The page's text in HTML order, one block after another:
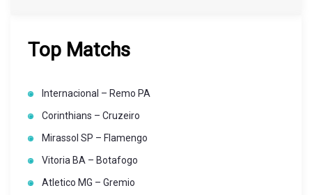
Top Matchs
Internacional – Remo PA
Corinthians – Cruzeiro
Mirassol SP – Flamengo
Vitoria BA – Botafogo
Atletico MG – Gremio